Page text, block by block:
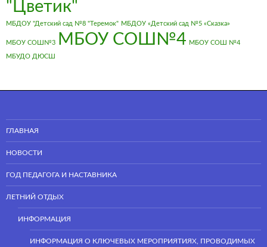
"Цветик"
МБДОУ "Детский сад №8 "Теремок" МБДОУ «Детский сад №5 «Сказка»
МБОУ СОШ№3 МБОУ СОШ№4 МБОУ СОШ №4
МБУДО ДЮСШ
ГЛАВНАЯ
НОВОСТИ
ГОД ПЕДАГОГА И НАСТАВНИКА
ЛЕТНИЙ ОТДЫХ
ИНФОРМАЦИЯ
ИНФОРМАЦИЯ О КЛЮЧЕВЫХ МЕРОПРИЯТИЯХ, ПРОВОДИМЫХ